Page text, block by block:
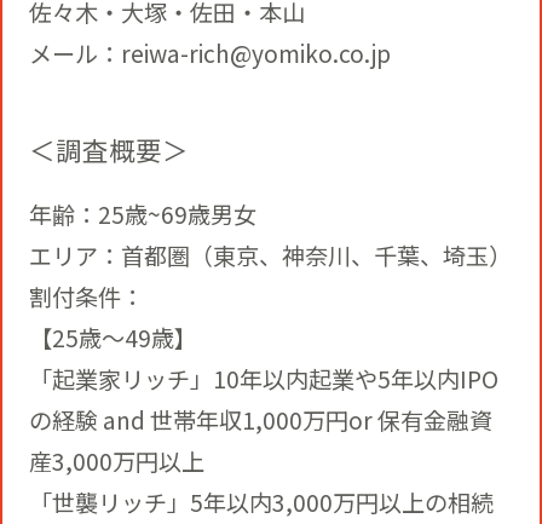
佐々木・大塚・佐田・本山
メール：reiwa-rich@yomiko.co.jp
＜調査概要＞
年齢：25歳~69歳男女
エリア：首都圏（東京、神奈川、千葉、埼玉）
割付条件：
【25歳～49歳】
「起業家リッチ」10年以内起業や5年以内IPO
の経験 and 世帯年収1,000万円or 保有金融資
産3,000万円以上
「世襲リッチ」5年以内3,000万円以上の相続